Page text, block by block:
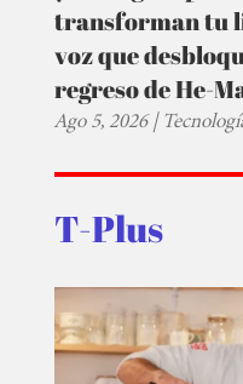
transforman tu
voz que
regreso de He-
Ago 5, 2026|
T-Plus